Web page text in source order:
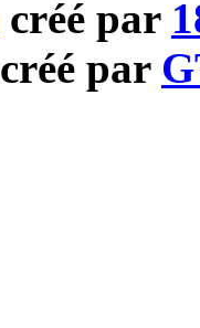
créé par
créé par